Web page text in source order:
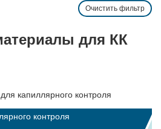
Очистить фильтр
для КК
контроля